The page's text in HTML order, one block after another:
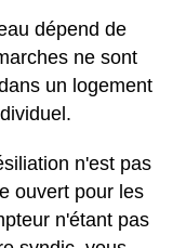
dépend de
ne sont
un logement
n'est pas
ouvert pour les
n'étant pas